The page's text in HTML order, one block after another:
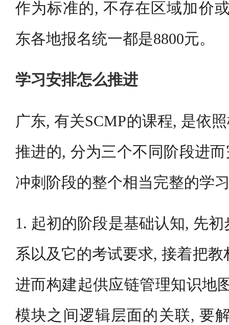
作为标准的, 不存在区域加价
东各地报名统一都是8800元。
学习安排怎么推进
广东, 有关SCMP的课程, 是依
推进的, 分为三个不同阶段进
冲刺阶段的整个相当完整的学
1. 起初的阶段是基础认知, 先
系以及它的考试要求, 接着把
进而构建起供应链管理知识地
模块之间逻辑层面的关联, 要